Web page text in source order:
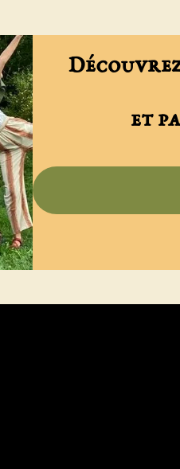
et